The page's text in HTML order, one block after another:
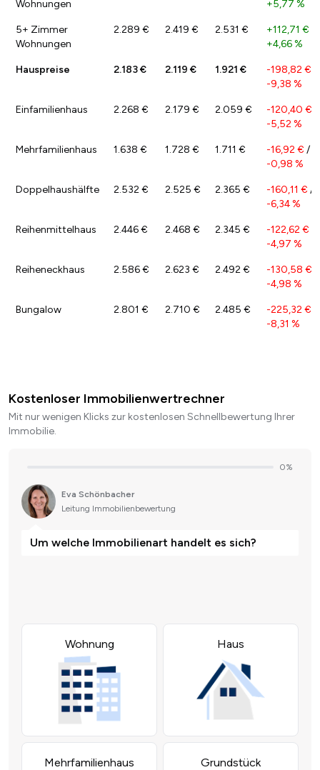
Wohnungen +5,77 %
5+ Zimmer
Wohnungen
2.289 € 2.419 € 2.531 € +112,71 €
+4,66 %
Hauspreise 2.183 € 2.119 € 1.921 € -198,82 €
-9,38 %
Einfamilienhaus 2.268 € 2.179 € 2.059 € -120,40 €
-5,52 %
Mehrfamilienhaus 1.638 € 1.728 € 1.711 € -16,92 € /
-0,98 %
Doppelhaushälfte 2.532 € 2.525 € 2.365 € -160,11 € /
-6,34 %
Reihenmittelhaus 2.446 € 2.468 € 2.345 € -122,62 €
-4,97 %
Reiheneckhaus 2.586 € 2.623 € 2.492 € -130,58 €
-4,98 %
Bungalow 2.801 € 2.710 € 2.485 € -225,32 €
-8,31 %
Kostenloser Immobilienwertrechner
Mit nur wenigen Klicks zur kostenlosen Schnellbewertung Ihrer
Immobilie.